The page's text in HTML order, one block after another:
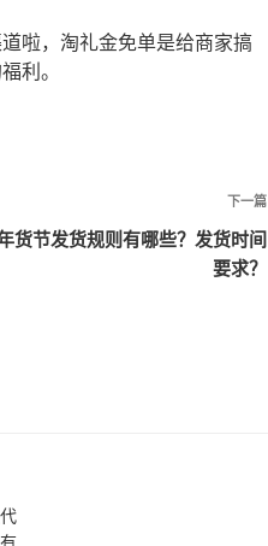
啦，淘礼金免单是给商家搞
利。
下一篇
货节发货规则有哪些？发货时间
要求？